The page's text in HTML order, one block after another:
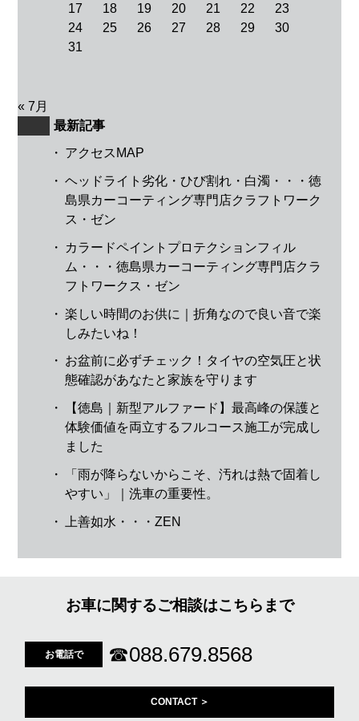
17
18 19 20 21 22
23
24
25 26 27 28 29
30
31
« 7月
最新記事
・ アクセスMAP
・ ヘッドライト劣化・ひび割れ・白濁・・・徳
島県カーコーティング専門店クラフトワーク
ス・ゼン
・
カラードペイントプロテクションフィル
ム・・・徳島県カーコーティング専門店クラ
フトワークス・ゼン
・ 楽しい時間のお供に｜折角なので良い音で楽
しみたいね！
・ お盆前に必ずチェック！タイヤの空気圧と状
態確認があなたと家族を守ります
・
【徳島｜新型アルファード】最高峰の保護と
体験価値を両立するフルコース施工が完成し
ました
・
「雨が降らないからこそ、汚れは熱で固着し
やすい」｜洗車の重要性。
・ 上善如水・・・ZEN
お車に関するご相談はこちらまで
お電話で ☎088.679.8568
CONTACT ＞